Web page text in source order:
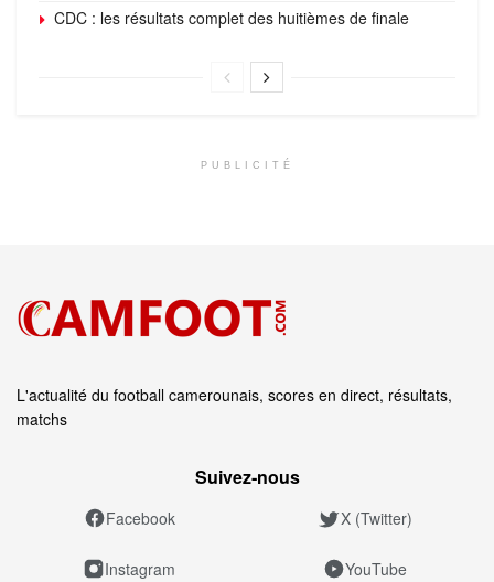
CDC : les résultats complet des huitièmes de finale
PUBLICITÉ
L'actualité du football camerounais, scores en direct, résultats,
matchs
Suivez‑nous
Facebook X (Twitter)
Instagram YouTube